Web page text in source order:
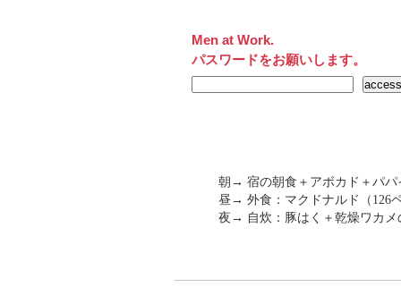
Men at Work.
パスワードをお願いします。
朝→ 宿の朝食＋アボカド＋パパ
昼→ 外食：マクドナルド（126
夜→ 自炊：豚はく＋乾燥ワカメ